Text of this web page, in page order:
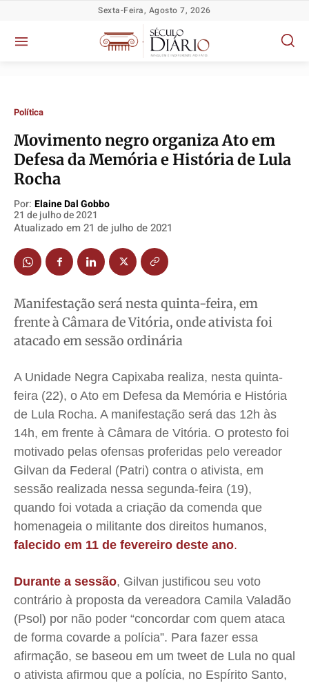
Política
Socioeconômicas
TV Século
Segurança
Saúde
Cidades
Direitos
Economia
Caetano Roque
Gustavo Bastos
Jr Mignone (in memorian)
Anuncie
Quem Somos
Política
Socioeconômicas
TV Século
Segurança
Saúde
Cidades
Direitos
Economia
Caetano Roque
Gustavo Bastos
Jr Mignone (in memorian)
Anuncie
Quem Somos
Política
Socioeconômicas
TV Século
Segurança
Saúde
Cidades
Direitos
Economia
Caetano Roque
Gustavo Bastos
Jr Mignone (in memorian)
Anuncie
Quem Somos
Política
Socioeconômicas
TV Século
Segurança
Saúde
Cidades
Direitos
Economia
Caetano Roque
Gustavo Bastos
Jr Mignone (in memorian)
Anuncie
Quem Somos
Sexta-Feira, Agosto 7, 2026
Política
​Movimento negro organiza Ato em
Defesa da Memória e História de Lula
Rocha
Por: Elaine Dal Gobbo
21 de julho de 2021
Atualizado em 21 de julho de 2021
Manifestação será nesta quinta-feira, em
frente à Câmara de Vitória, onde ativista foi
atacado em sessão ordinária
A Unidade Negra Capixaba realiza, nesta quinta-
feira (22), o Ato em Defesa da Memória e História
de Lula Rocha. A manifestação será das 12h às
14h, em frente à Câmara de Vitória. O protesto foi
motivado pelas ofensas proferidas pelo vereador
Gilvan da Federal (Patri) contra o ativista, em
sessão realizada nessa segunda-feira (19),
quando foi votada a criação da comenda que
homenageia o militante dos direitos humanos,
falecido em 11 de fevereiro deste ano.
Durante a sessão, Gilvan justificou seu voto
contrário à proposta da vereadora Camila Valadão
(Psol) por não poder “concordar com quem ataca
de forma covarde a polícia”. Para fazer essa
afirmação, se baseou em um tweet de Lula no qual
o ativista afirmou que a polícia, no Espírito Santo,